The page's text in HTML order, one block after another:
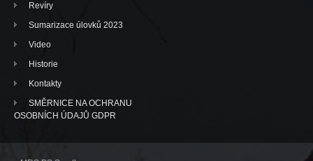
Revíry
Sumarizace úlovků 2023
Video
Historie
Kontakty
SMĚRNICE NA OCHRANU
OSOBNÍCH ÚDAJŮ GDPR